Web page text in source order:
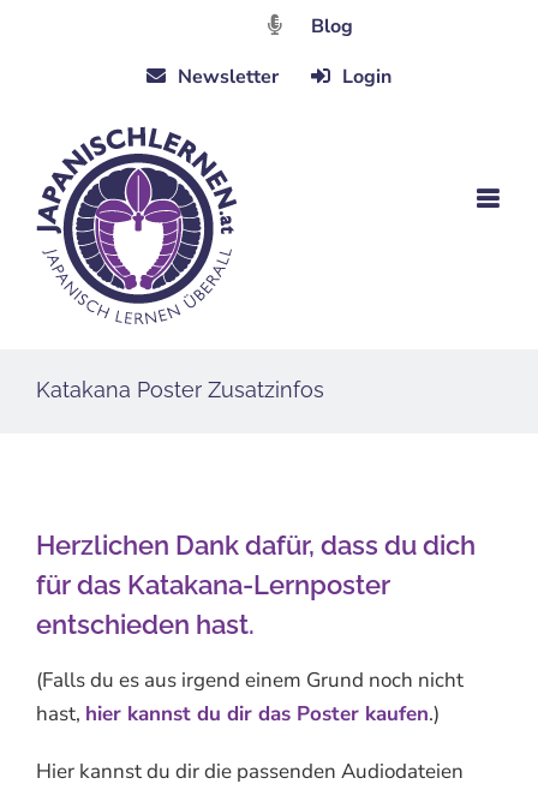
Blog
Newsletter
Login
Katakana Poster Zusatzinfos
Herzlichen Dank dafür, dass du dich
für das Katakana-Lernposter
entschieden hast.
(Falls du es aus irgend einem Grund noch nicht
hast, hier kannst du dir das Poster kaufen.)
Hier kannst du dir die passenden Audiodateien